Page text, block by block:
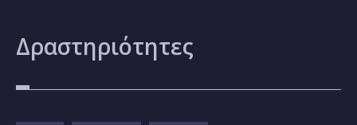
Δραστηριότητες